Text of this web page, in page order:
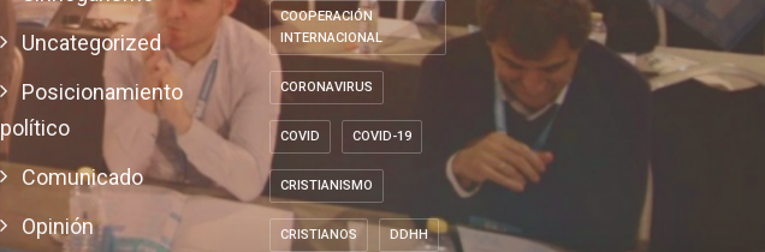
Uncategorized
Posicionamiento
político
Comunicado
Opinión
COOPERACIÓN
INTERNACIONAL
CORONAVIRUS
COVID COVID-19
CRISTIANISMO
CRISTIANOS DDHH